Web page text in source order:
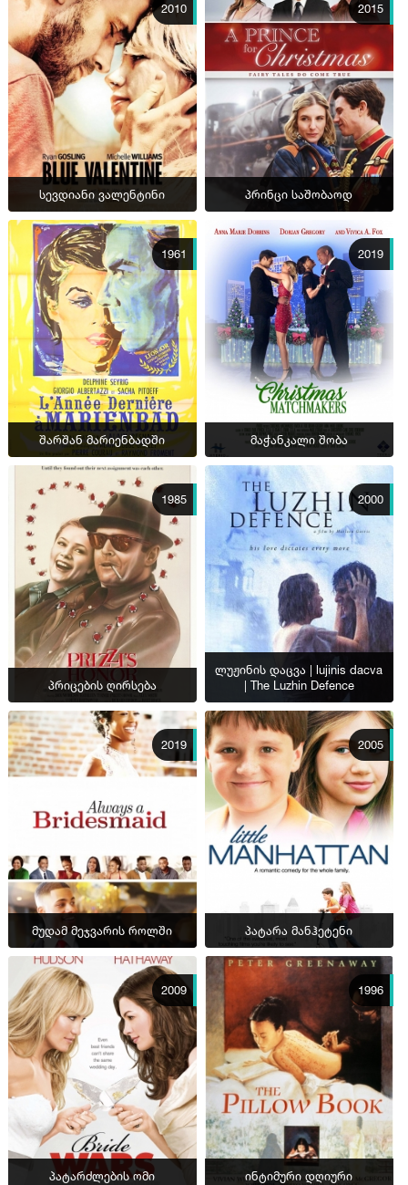
2010
სევდიანი ვალენტინი
2015
პრინცი საშობაოდ
1961
შარშან მარიენბადში
2019
მაჭანკალი შობა
1985
პრიცების ღირსება
2000
ლუჟინის დაცვა | lujinis dacva
| The Luzhin Defence
2019
მუდამ მეჯვარის როლში
2005
პატარა მანჰეტენი
2009
პატარძლების ომი
1996
ინტიმური დღიური